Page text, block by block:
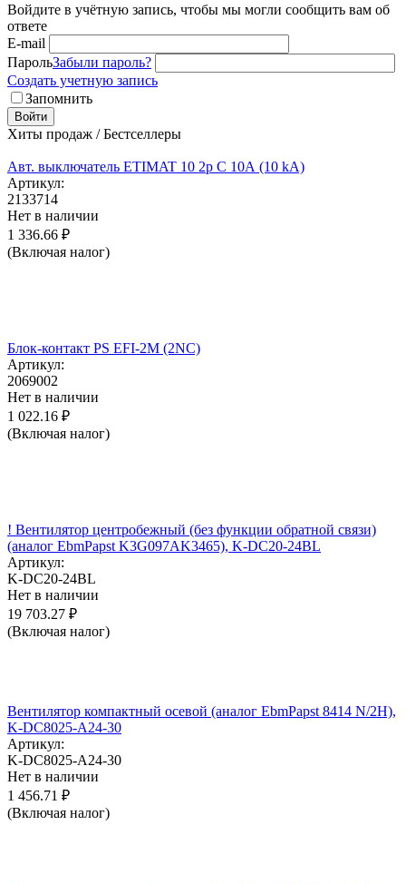
Войдите в учётную запись, чтобы мы могли сообщить вам об
ответе
E-mail
ПарольЗабыли пароль?
Создать учетную запись
Запомнить
Войти
Хиты продаж / Бестселлеры
Авт. выключатель ETIMAT 10 2p C 10А (10 kA)
Артикул:
2133714
Нет в наличии
1 336.66 ₽
(Включая налог)
Блок-контакт PS EFI-2M (2NC)
Артикул:
2069002
Нет в наличии
1 022.16 ₽
(Включая налог)
! Вентилятор центробежный (без функции обратной связи)
(аналог EbmPapst K3G097AK3465), K-DC20-24BL
Артикул:
K-DC20-24BL
Нет в наличии
19 703.27 ₽
(Включая налог)
Вентилятор компактный осевой (аналог EbmPapst 8414 N/2H),
K-DC8025-A24-30
Артикул:
K-DC8025-A24-30
Нет в наличии
1 456.71 ₽
(Включая налог)